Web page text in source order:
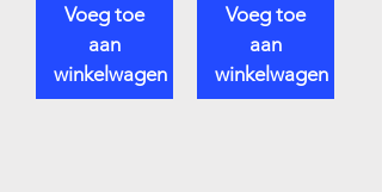
Voeg toe
aan
winkelwagen
Voeg toe
aan
winkelwagen